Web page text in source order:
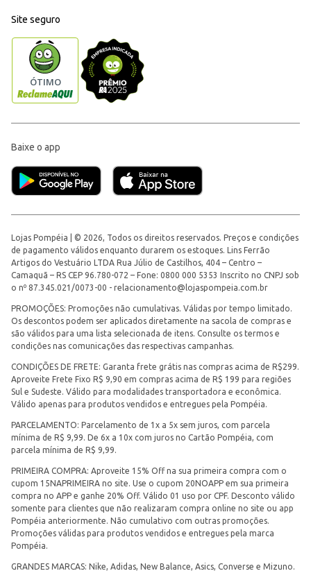
Site seguro
Baixe o app
Lojas Pompéia | © 2026, Todos os direitos reservados. Preços e condições
de pagamento válidos enquanto durarem os estoques. Lins Ferrão
Artigos do Vestuário LTDA Rua Júlio de Castilhos, 404 – Centro –
Camaquã – RS CEP 96.780-072 – Fone: 0800 000 5353 Inscrito no CNPJ sob
o nº 87.345.021/0073-00 - relacionamento@lojaspompeia.com.br
PROMOÇÕES: Promoções não cumulativas. Válidas por tempo limitado.
Os descontos podem ser aplicados diretamente na sacola de compras e
são válidos para uma lista selecionada de itens. Consulte os termos e
condições nas comunicações das respectivas campanhas.
CONDIÇÕES DE FRETE: Garanta frete grátis nas compras acima de R$299.
Aproveite Frete Fixo R$ 9,90 em compras acima de R$ 199 para regiões
Sul e Sudeste. Válido para modalidades transportadora e econômica.
Válido apenas para produtos vendidos e entregues pela Pompéia.
PARCELAMENTO: Parcelamento de 1x a 5x sem juros, com parcela
mínima de R$ 9,99. De 6x a 10x com juros no Cartão Pompéia, com
parcela mínima de R$ 9,99.
PRIMEIRA COMPRA: Aproveite 15% Off na sua primeira compra com o
cupom 15NAPRIMEIRA no site. Use o cupom 20NOAPP em sua primeira
compra no APP e ganhe 20% Off. Válido 01 uso por CPF. Desconto válido
somente para clientes que não realizaram compra online no site ou app
Pompéia anteriormente. Não cumulativo com outras promoções.
Promoções válidas para produtos vendidos e entregues pela marca
Pompéia.
GRANDES MARCAS: Nike, Adidas, New Balance, Asics, Converse e Mizuno.